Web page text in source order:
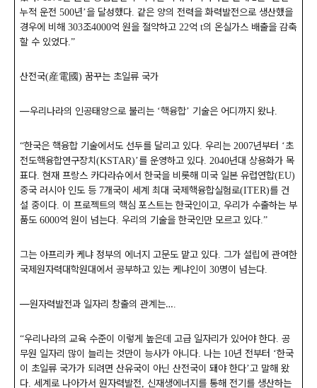
누적 운전 500년’을 달성했다. 같은 양의 전력을 화력발전으로 생산했을
경우에 비해 303조4000억 원을 절약하고 22억 t의 온실가스 배출을 감축
할 수 있었다.”
산전국(産電國) 꿈꾸는 초일류 국가
―우리나라의 인공태양으로 불리는 ‘핵융합’ 기술은 어디까지 왔나.
“한국은 핵융합 기술에서도 선두를 달리고 있다. 우리는 2007년부터 ‘초
전도핵융합연구장치 (KSTAR)’를 운영하고 있다. 2040년대 상용화가 목
표다. 현재 프랑스 카다라슈에서 한국을 비롯해 미국 일본 유럽연합(EU)
중국 러시아 인도 등 7개국이 세계 최대 국제핵융합실험로(ITER)를 건
설 중이다. 이 프로젝트의 핵심 포스트는 한국인이고, 우리가 수출하는 부
품도 6000억 원이 넘는다. 우리의 기술을 한국인만 모르고 있다.”
그는 아프리카 케냐 정부의 에너지 고문도 맡고 있다. 그가 설립에 관여한
국제원자력대학원대에서 공부하고 있는 케냐인이 30명이 넘는다.
―원자력발전과 일자리 창출의 관계는….
“우리나라의 교육 수준이 이렇게 높은데 고급 일자리가 있어야 한다. 공
무원 일자리 많이 늘리는 것만이 능사가 아니다. 나는 10년 전부터 ‘한국
이 초일류 국가가 되려면 산유국이 아닌 산전국이 돼야 한다’고 말해 왔
다. 세계로 나아가서 원자력발전, 신재생에너지를 통해 전기를 생산하는